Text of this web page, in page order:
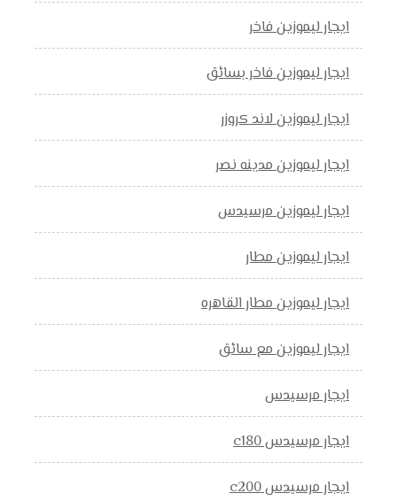
ايجار ليموزين فاخر
ايجار ليموزين فاخر بسائق
ايجار ليموزين لاند كروزر
ايجار ليموزين مدينه نصر
ايجار ليموزين مرسيدس
ايجار ليموزين مطار
ايجار ليموزين مطار القاهره
ايجار ليموزين مع سائق
ايجار مرسيدس
ايجار مرسيدس c180
ايجار مرسيدس c200